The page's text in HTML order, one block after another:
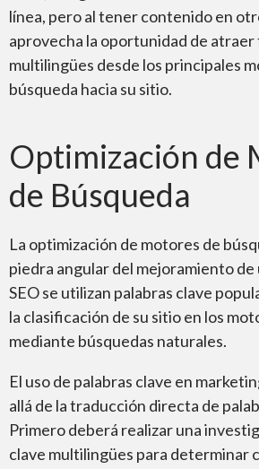
Transcreación
Subtítulos y CART
Edición y Revisión
Accesibilidad
línea, pero al tener contenido en
aprovecha la oportunidad de
multilingües desde los principales
búsqueda hacia su sitio.
Optimización de
de Búsqueda
La optimización de motores de
piedra angular del mejoramiento de
SEO se utilizan palabras clave
la clasificación de su sitio en los
mediante búsquedas naturales.
El uso de palabras clave en
allá de la traducción directa de
Primero deberá realizar una
clave multilingües para determinar